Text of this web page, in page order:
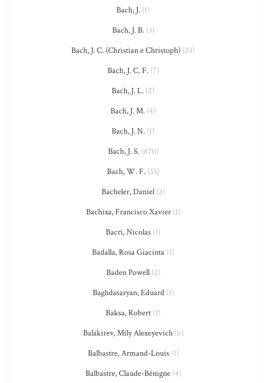
Bach, J. (1)
Bach, J. B.(3)
Bach, J. C. (Christian e Christoph) (23)
Bach, J. C. F.(7)
Bach, J. L. (2)
Bach, J. M. (4)
Bach, J. N. (1)
Bach, J. S.(870)
Bach, W. F. (33)
Bacheler, Daniel(2)
Bachixa, Francisco Xavier(1)
Bacri, Nicolas (1)
Badalla, Rosa Giacinta (1)
Baden Powell(2)
Baghdasaryan, Eduard(1)
Baksa, Robert (1)
Balakirev, Mily Alexeyevich(6)
Balbastre, Armand-Louis(1)
Balbastre, Claude-Bénigne(4)